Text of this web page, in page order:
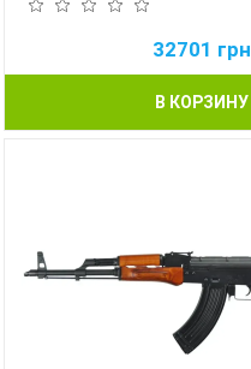
32701 грн
В КОРЗИНУ